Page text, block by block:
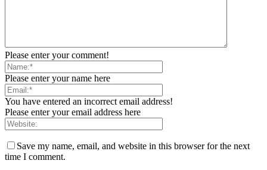
Please enter your comment!
Please enter your name here
You have entered an incorrect email address!
Please enter your email address here
Save my name, email, and website in this browser for the next
time I comment.